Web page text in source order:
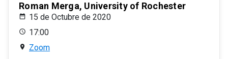
Roman Merga, University of Rochester
15 de Octubre de 2020
17:00
Zoom